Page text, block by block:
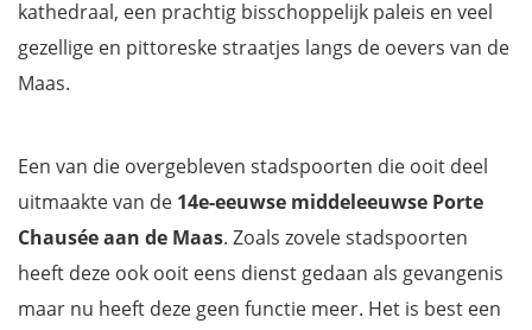
kathedraal, een prachtig bisschoppelijk paleis en veel
gezellige en pittoreske straatjes langs de oevers van de
Maas.
Een van die overgebleven stadspoorten die ooit deel
uitmaakte van de 14e-eeuwse middeleeuwse Porte
Chausée aan de Maas. Zoals zovele stadspoorten
heeft deze ook ooit eens dienst gedaan als gevangenis
maar nu heeft deze geen functie meer. Het is best een